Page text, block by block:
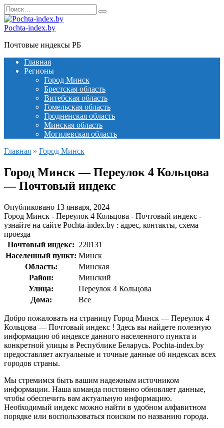
Перейти
к
содержанию
Search
for:
Pochta-index.by
Почтовые индексы РБ
Главная
Регионы
Город Минск
Брестская область
Витебская область
Гомельская область
Гродненская область
Минская область
Могилевская область
Главная » Город Минск
Город Минск — Переулок 4 Кольцова
— Почтовый индекс
Опубликовано 13 января, 2024
Город Минск - Переулок 4 Кольцова - Почтовый индекс -
узнайте на сайте Pochta-index.by : адрес, контакты, схема
проезда
Почтовый индекс: 220131
Населенный пункт: Минск
Область:
Минская
Район:
Минский
Улица:
Переулок 4 Кольцова
Дома:
Все
Добро пожаловать на страницу Город Минск — Переулок 4
Кольцова — Почтовый индекс ! Здесь вы найдете полезную
информацию об индексе данного населенного пункта и
конкретной улицы в Республике Беларусь. Pochta-index.by
предоставляет актуальные и точные данные об индексах всех
городов страны.
Мы стремимся быть вашим надежным источником
информации. Наша команда постоянно обновляет данные,
чтобы обеспечить вам актуальную информацию.
Необходимый индекс можно найти в удобном алфавитном
порядке или воспользоваться поиском по названию города.